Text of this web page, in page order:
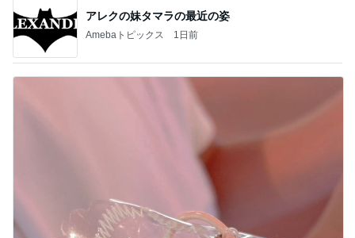
アレクの妹タマラの最近の姿
Amebaトピックス 1日前